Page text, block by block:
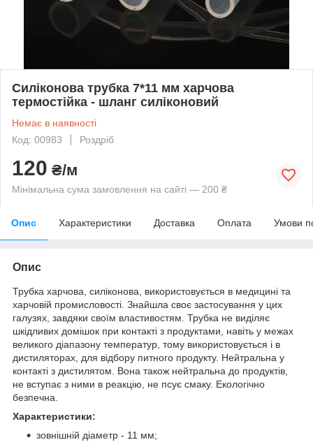
Силіконова трубка 7*11 мм харчова
термостійка - шланг силіконовий
Немає в наявності
Код: 00983
Роздріб
120 ₴/м
Мінімальна сума замовлення на сайті — 200 ₴
Опис Характеристики Доставка Оплата Умови
Опис
Трубка харчова, силіконова, використовується в медицині та
харчовій промисловості. Знайшла своє застосування у цих
галузях, завдяки своїм властивостям. Трубка не виділяє
шкідливих домішок при контакті з продуктами, навіть у межах
великого діапазону температур, тому використовується і в
дистиляторах, для відбору питного продукту. Нейтральна у
контакті з дистилятом. Вона також нейтральна до продуктів,
не вступає з ними в реакцію, не псує смаку. Екологічно
безпечна.
Характеристики:
зовнішній діаметр - 11 мм;